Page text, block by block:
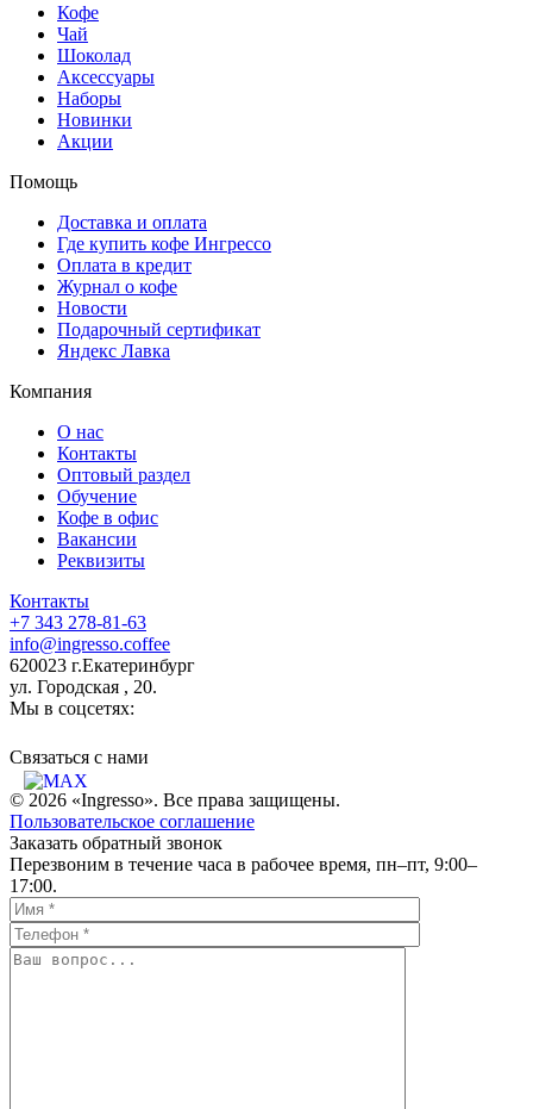
Кофе
Чай
Шоколад
Аксессуары
Наборы
Новинки
Акции
Помощь
Доставка и оплата
Где купить кофе Ингрессо
Оплата в кредит
Журнал о кофе
Новости
Подарочный сертификат
Яндекс Лавка
Компания
О нас
Контакты
Оптовый раздел
Обучение
Кофе в офис
Вакансии
Реквизиты
Контакты
+7 343 278-81-63
info@ingresso.coffee
620023 г.Екатеринбург
ул. Городская , 20.
Мы в соцсетях:
Связаться c нами
© 2026 «Ingresso». Все права защищены.
Пользовательское соглашение
Заказать обратный звонок
Перезвоним в течение часа в рабочее время, пн–пт, 9:00–
17:00.